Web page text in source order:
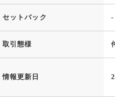
セットバック -
取引態様
情報更新日